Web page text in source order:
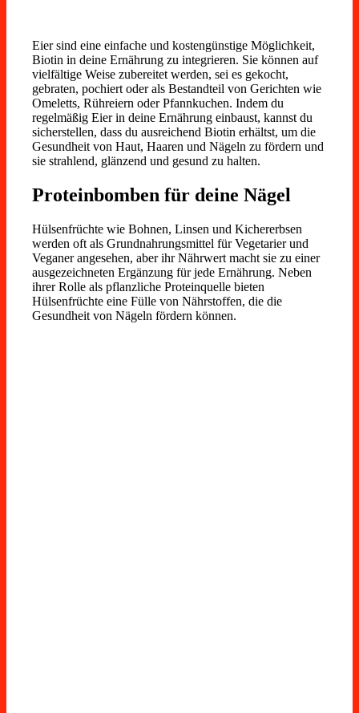
Eier sind eine einfache und kostengünstige Möglichkeit,
Biotin in deine Ernährung zu integrieren. Sie können auf
vielfältige Weise zubereitet werden, sei es gekocht,
gebraten, pochiert oder als Bestandteil von Gerichten wie
Omeletts, Rühreiern oder Pfannkuchen. Indem du
regelmäßig Eier in deine Ernährung einbaust, kannst du
sicherstellen, dass du ausreichend Biotin erhältst, um die
Gesundheit von Haut, Haaren und Nägeln zu fördern und
sie strahlend, glänzend und gesund zu halten.
Proteinbomben für deine Nägel
Hülsenfrüchte wie Bohnen, Linsen und Kichererbsen
werden oft als Grundnahrungsmittel für Vegetarier und
Veganer angesehen, aber ihr Nährwert macht sie zu einer
ausgezeichneten Ergänzung für jede Ernährung. Neben
ihrer Rolle als pflanzliche Proteinquelle bieten
Hülsenfrüchte eine Fülle von Nährstoffen, die die
Gesundheit von Nägeln fördern können.